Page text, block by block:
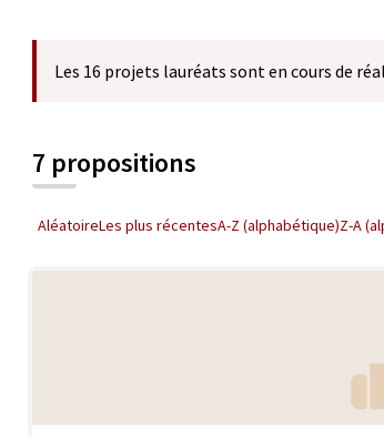
Les 16 projets lauréats sont en cours de
7 propositions
AléatoireLes plus récentesA-Z (alphabétique)Z-A